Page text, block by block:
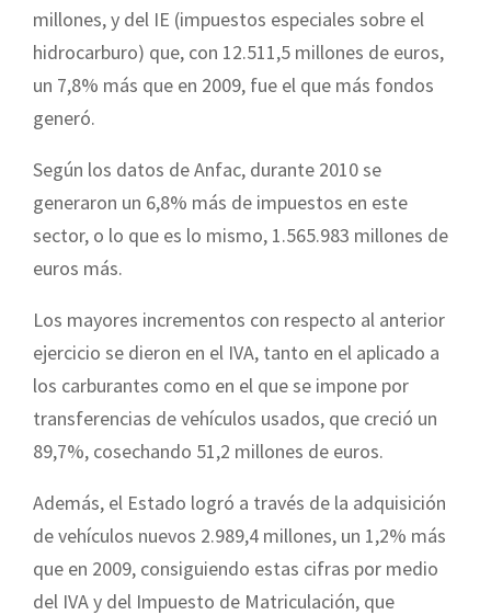
millones, y del IE (impuestos especiales sobre el
hidrocarburo) que, con 12.511,5 millones de euros,
un 7,8% más que en 2009, fue el que más fondos
generó.
Según los datos de Anfac, durante 2010 se
generaron un 6,8% más de impuestos en este
sector, o lo que es lo mismo, 1.565.983 millones de
euros más.
Los mayores incrementos con respecto al anterior
ejercicio se dieron en el IVA, tanto en el aplicado a
los carburantes como en el que se impone por
transferencias de vehículos usados, que creció un
89,7%, cosechando 51,2 millones de euros.
Además, el Estado logró a través de la adquisición
de vehículos nuevos 2.989,4 millones, un 1,2% más
que en 2009, consiguiendo estas cifras por medio
del IVA y del Impuesto de Matriculación, que